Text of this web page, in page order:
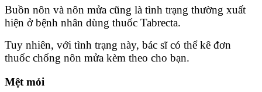
Buồn nôn và nôn mửa cũng là tình trạng thường xuất
hiện ở bệnh nhân dùng thuốc Tabrecta.
Tuy nhiên, với tình trạng này, bác sĩ có thể kê đơn
thuốc chống nôn mửa kèm theo cho bạn.
Mệt mỏi